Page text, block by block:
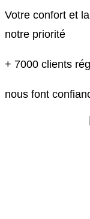
Votre confort et
notre priorité
+ 7000 clients
nous font